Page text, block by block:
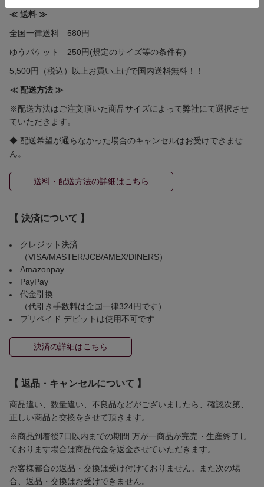
≪ 送料 ≫
全国一律送料 580円
ゆうパケット 250円(規定のサイズ等の条件有)
5,500円（税込）以上お買い上げで国内送料無料！！
≪ 配送方法 ≫
※配送方法はご注文頂いた商品サイズによって弊社にて選択させ
ていただきます。
◆ 配送希望が通らなかった場合のキャンセルはお受けできませ
ん。
送料・配送方法の詳細はこちら
【 決済について 】
クレジット決済
（VISA/MASTER/JCB/AMEX/DINERS）
Amazonpay
PayPay
代金引換
（代引き手数料は全国一律324円です）
プリペイド デビットは使用不可です
決済の詳細はこちら
【 返品・キャンセルについて 】
商品違い、数量違い、不良品などがございましたら、確認次第、
正しい商品と交換をさせて頂きます。
※商品到着後7日以内までの期間 万が一商品が完売・生産終了し
ております場合は商品代金を返金させていただきます。
お客様都合の返品・交換は受け付けておりません。また次の場
合、返品・交換はお受けできません。